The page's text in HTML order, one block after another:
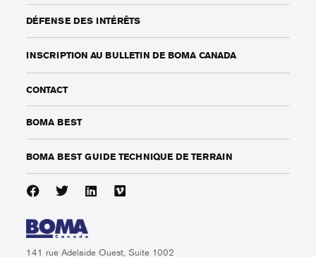
DÉFENSE DES INTÉRÊTS
INSCRIPTION AU BULLETIN DE BOMA CANADA
CONTACT
BOMA BEST
BOMA BEST GUIDE TECHNIQUE DE TERRAIN
141 rue Adelaide Ouest, Suite 1002